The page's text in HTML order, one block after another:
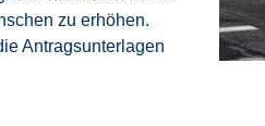
zu erhöhen.
Antragsunterlagen